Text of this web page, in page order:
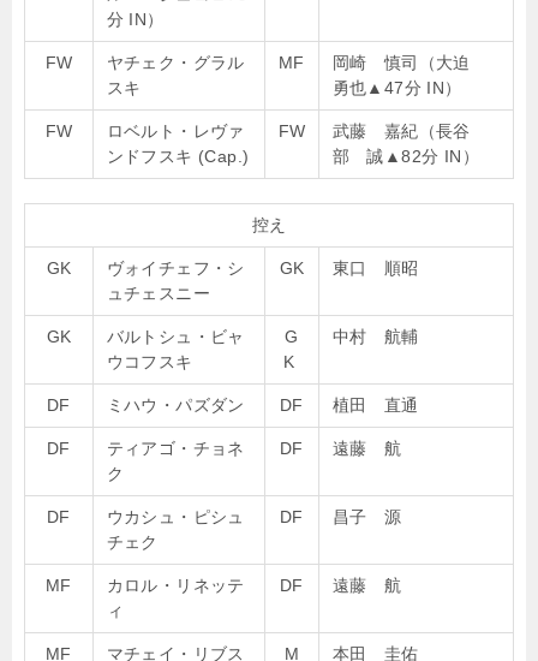
分 IN）
FW
ヤチェク・グラル
スキ
MF
岡崎 慎司（大迫
勇也▲ 47分 IN）
FW
ロベルト・レヴァ
ンドフスキ (Cap.)
FW
武藤 嘉紀（長谷
部 誠 ▲82分 IN）
控え
GK
ヴォイチェフ・シ
ュチェスニー
GK 東口 順昭
GK
バルトシュ・ビャ
ウコフスキ
G
K
中村 航輔
DF ミハウ・パズダン DF 植田 直通
DF
ティアゴ・チョネ
ク
DF 遠藤 航
DF
ウカシュ・ピシュ
チェク
DF 昌子 源
MF
カロル・リネッテ
ィ
DF 遠藤 航
MF マチェイ・リブス M 本田 圭佑